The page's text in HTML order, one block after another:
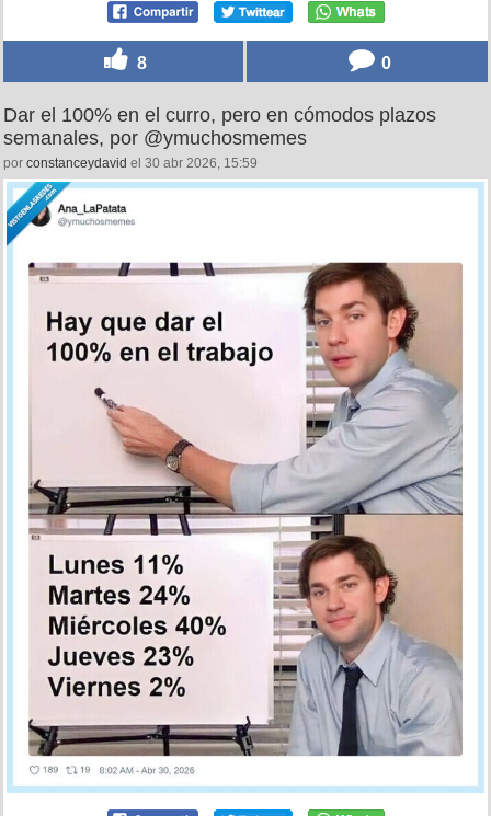
8 0
Dar el 100% en el curro, pero en cómodos plazos
semanales, por @ymuchosmemes
por constanceydavid el 30 abr 2026, 15:59